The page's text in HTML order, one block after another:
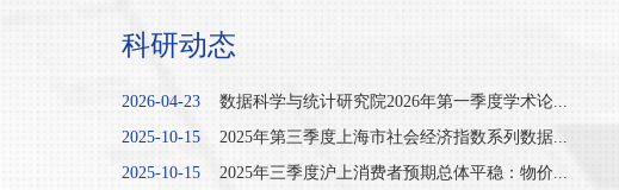
前所未有的机遇。研究院将聚焦统计现代化改革重点难点，积极
价值，为政府决策与经济社会发展提供有力支撑。国家统计局新
科研动态
2026-04-23
数据科学与统计研究院2026年第一季度学术论...
2025-10-15
2025年第三季度上海市社会经济指数系列数据...
2025-10-15
2025年三季度沪上消费者预期总体平稳：物价...